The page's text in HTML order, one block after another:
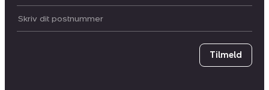
Postnummer
Tilmeld